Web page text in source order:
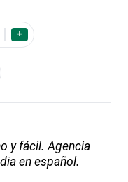
+
y fácil. Agencia
en español.